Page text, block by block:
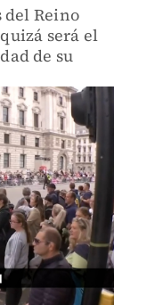
del Reino
será el
de su